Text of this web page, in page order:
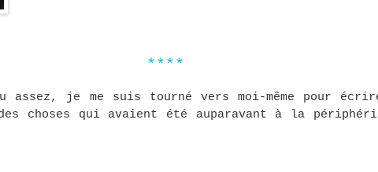
****
je me suis tourné vers moi-même pour
choses qui avaient été auparavant à la